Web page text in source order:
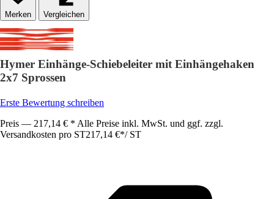
Vergleichen
Hymer Einhänge-Schiebeleiter mit Einhängehaken
2x7 Sprossen
Erste Bewertung schreiben
Preis — 217,14 € * Alle Preise inkl. MwSt. und ggf. zzgl.
Versandkosten pro ST217,14 €*/ ST